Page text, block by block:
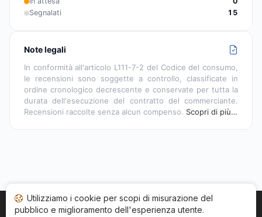
Segnalati
15
Note legali
In conformità all'articolo L111-7-2 del Codice del consumo,
le recensioni sono soggette a controllo, classificate in
ordine cronologico decrescente e conservate per tutta la
durata dell'esecuzione del contratto del commerciante.
Recensioni raccolte senza alcun compenso. Scopri di più…
Home Stato recensioni Categorie CGU
Utilizziamo i cookie per scopi di misurazione del
pubblico e miglioramento dell'esperienza utente.